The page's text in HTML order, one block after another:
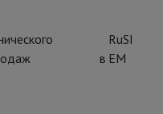
в
RuSI
EM